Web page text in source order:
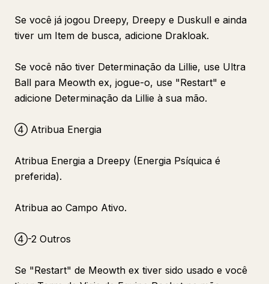
Se você já jogou Dreepy, Dreepy e Duskull e ainda
tiver um Item de busca, adicione Drakloak.
Se você não tiver Determinação da Lillie, use Ultra
Ball para Meowth ex, jogue-o, use "Restart" e
adicione Determinação da Lillie à sua mão.
④ Atribua Energia
Atribua Energia a Dreepy (Energia Psíquica é
preferida).
Atribua ao Campo Ativo.
④-2 Outros
Se "Restart" de Meowth ex tiver sido usado e você